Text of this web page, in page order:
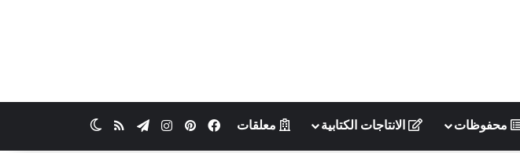
محفوظات الانتاجات الكتابية معلقات فيسبوكبينتيريستانستقرامتيلقرامملخص الموقع RSS